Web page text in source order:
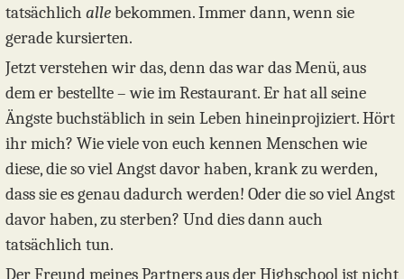
tatsächlich allebekommen. Immer dann, wenn sie
gerade kursierten.
Jetzt verstehen wir das, denn das war das Menü, aus
dem er bestellte – wie im Restaurant. Er hat all seine
Ängste buchstäblich in sein Leben hineinprojiziert. Hört
ihr mich? Wie viele von euch kennen Menschen wie
diese, die so viel Angst davor haben, krank zu werden,
dass sie es genau dadurch werden! Oder die so viel Angst
davor haben, zu sterben? Und dies dann auch
tatsächlich tun.
Der Freund meines Partners aus der Highschool ist nicht